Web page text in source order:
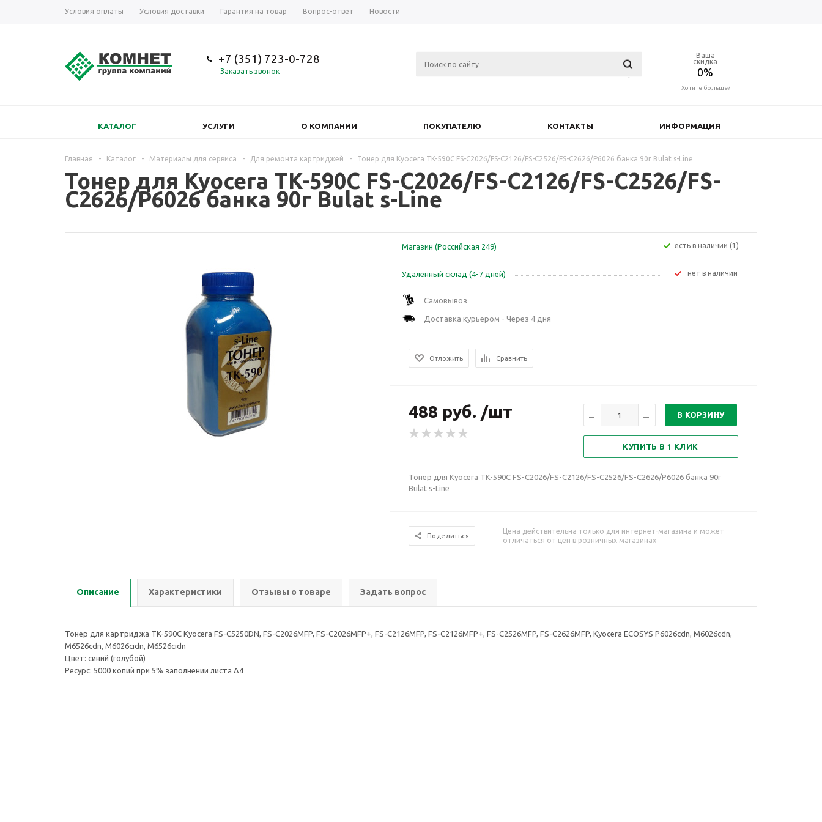
Условия оплаты Условия доставки Гарантия на товар Вопрос-ответ Новости
+7 (351) 723-0-728
Заказать звонок
Ваша
скидка
0%
Хотите больше?
КАТАЛОГ УСЛУГИ О КОМПАНИИ ПОКУПАТЕЛЮ КОНТАКТЫ ИНФОРМАЦИЯ
Главная - Каталог - Материалы для сервиса - Для ремонта картриджей - Тонер для Kyocera TK-590C FS-C2026/FS-C2126/FS-C2526/FS-C2626/P6026 банка 90г Bulat s-Line
Тонер для Kyocera TK-590C FS-C2026/FS-C2126/FS-C2526/FS-
C2626/P6026 банка 90г Bulat s-Line
Магазин (Российская 249) Есть в наличии (1)
Удаленный склад (4-7 дней) Нет в наличии
Самовывоз
Доставка курьером - Через 4 дня
Отложить Сравнить
488 руб. /шт В КОРЗИНУ
КУПИТЬ В 1 КЛИК
Тонер для Kyocera TK-590C FS-C2026/FS-C2126/FS-C2526/FS-C2626/P6026 банка 90г
Bulat s-Line
Поделиться
Цена действительна только для интернет-магазина и может
отличаться от цен в розничных магазинах
Описание Характеристики Отзывы о товаре Задать вопрос
Тонер для картриджа TK-590C Kyocera FS-C5250DN, FS-C2026MFP, FS-C2026MFP+, FS-C2126MFP, FS-C2126MFP+, FS-C2526MFP, FS-C2626MFP, Kyocera ECOSYS P6026cdn, M6026cdn,
M6526cdn, M6026cidn, M6526cidn
Цвет: синий (голубой)
Ресурс: 5000 копий при 5% заполнении листа А4